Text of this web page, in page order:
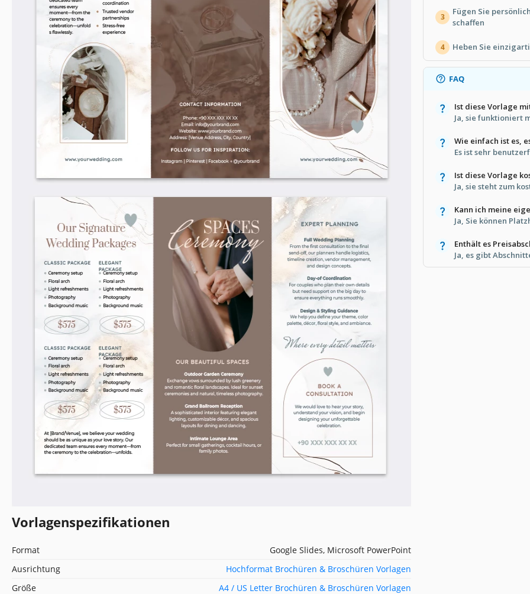
Vorlagenspezifikationen
Format
Google Slides, Microsoft PowerPoint
Ausrichtung
Hochformat Brochüren & Broschüren Vorlagen
Größe
A4 / US Letter Brochüren & Broschüren Vorlagen
3
Fügen Sie
schaffen
4 Heben Sie
FAQ
Ist diese Vorlage
Ja, sie funktioniert
Wie einfach ist es,
Es ist sehr
Ist diese Vorlage
Ja, sie steht zum
Kann ich meine
Ja, Sie können
Enthält es
Ja, es gibt